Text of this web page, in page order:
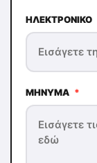
ΗΛΕΚΤΡΟΝΙΚΌ
ΜΉΝΥΜΑ *